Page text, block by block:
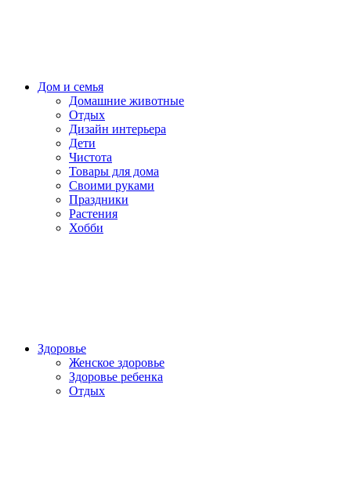
Дом и семья
Домашние животные
Отдых
Дизайн интерьера
Дети
Чистота
Товары для дома
Своими руками
Праздники
Растения
Хобби
Здоровье
Женское здоровье
Здоровье ребенка
Отдых